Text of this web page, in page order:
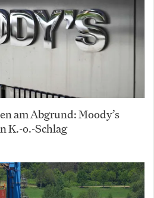
am Abgrund: Moody’s
K.-o.-Schlag